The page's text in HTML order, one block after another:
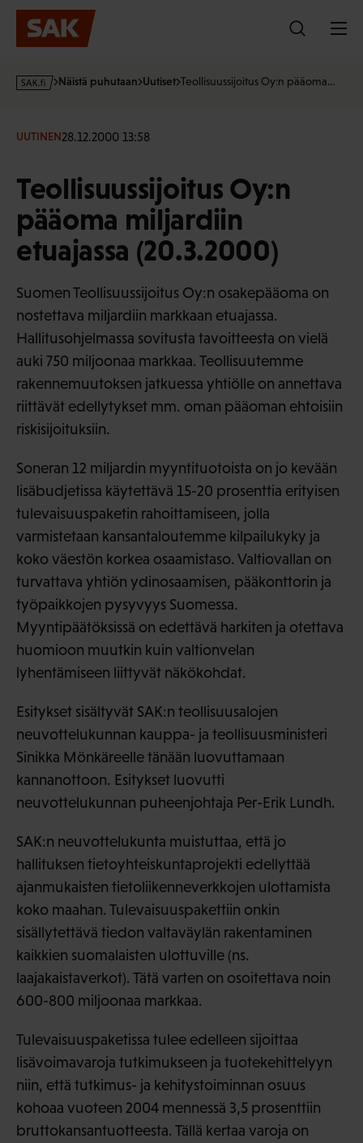
Hyppää
sisältöön
s
·
Näistä puhutaan Uutiset Teollisuussijoitus Oy:n pääoma…
UUTINEN28.12.2000 13:58
Teollisuussijoitus Oy:n
pääoma miljardiin
etuajassa (20.3.2000)
Suomen Teollisuussijoitus Oy:n osakepääoma on
nostettava miljardiin markkaan etuajassa.
Hallitusohjelmassa sovitusta tavoitteesta on vielä
auki 750 miljoonaa markkaa. Teollisuutemme
rakennemuutoksen jatkuessa yhtiölle on annettava
riittävät edellytykset mm. oman pääoman ehtoisiin
riskisijoituksiin.
Soneran 12 miljardin myyntituotoista on jo kevään
lisäbudjetissa käytettävä 15-20 prosenttia erityisen
tulevaisuuspaketin rahoittamiseen, jolla
varmistetaan kansantaloutemme kilpailukyky ja
koko väestön korkea osaamistaso. Valtiovallan on
turvattava yhtiön ydinosaamisen, pääkonttorin ja
työpaikkojen pysyvyys Suomessa.
Myyntipäätöksissä on edettävä harkiten ja otettava
huomioon muutkin kuin valtionvelan
lyhentämiseen liittyvät näkökohdat.
Esitykset sisältyvät SAK:n teollisuusalojen
neuvottelukunnan kauppa- ja teollisuusministeri
Sinikka Mönkäreelle tänään luovuttamaan
kannanottoon. Esitykset luovutti
neuvottelukunnan puheenjohtaja Per-Erik Lundh.
SAK:n neuvottelukunta muistuttaa, että jo
hallituksen tietoyhteiskuntaprojekti edellyttää
ajanmukaisten tietoliikenneverkkojen ulottamista
koko maahan. Tulevaisuuspakettiin onkin
sisällytettävä tiedon valtaväylän rakentaminen
kaikkien suomalaisten ulottuville (ns.
laajakaistaverkot). Tätä varten on osoitettava noin
600-800 miljoonaa markkaa.
Tulevaisuuspaketissa tulee edelleen sijoittaa
lisävoimavaroja tutkimukseen ja tuotekehittelyyn
niin, että tutkimus- ja kehitystoiminnan osuus
kohoaa vuoteen 2004 mennessä 3,5 prosenttiin
bruttokansantuotteesta. Tällä kertaa varoja on